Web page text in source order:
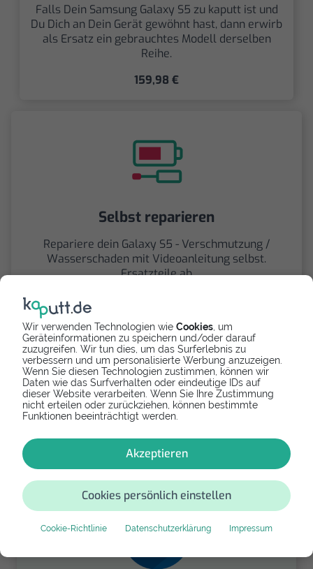
Wir verwenden Technologien wie Cookies , um
Geräteinformationen zu speichern und/oder darauf
zuzugreifen. Wir tun dies, um das Surferlebnis zu
verbessern und um personalisierte Werbung anzuzeigen.
Wenn Sie diesen Technologien zustimmen, können wir
Daten wie das Surfverhalten oder eindeutige IDs auf
dieser Website verarbeiten. Wenn Sie Ihre Zustimmung
nicht erteilen oder zurückziehen, können bestimmte
Funktionen beeinträchtigt werden.
Akzeptieren
Cookies persönlich einstellen
Cookie-Richtlinie Datenschutzerklärung Impressum
Falls Dein Samsung Galaxy S5 zu kaputt ist und
Du Dich an Dein Gerät gewöhnt hast, dann erwirb
als Ersatz ein gebrauchtes Modell derselben
Reihe.
159,98 €
Selbst reparieren
Repariere dein Galaxy S5 - Verschmutzung /
Wasserschaden mit Videoanleitung selbst.
Ersatzteile ab
Spenden
Spende Dein Gerät über
handysfuerdieumwelt.de
für einen guten Zweck.